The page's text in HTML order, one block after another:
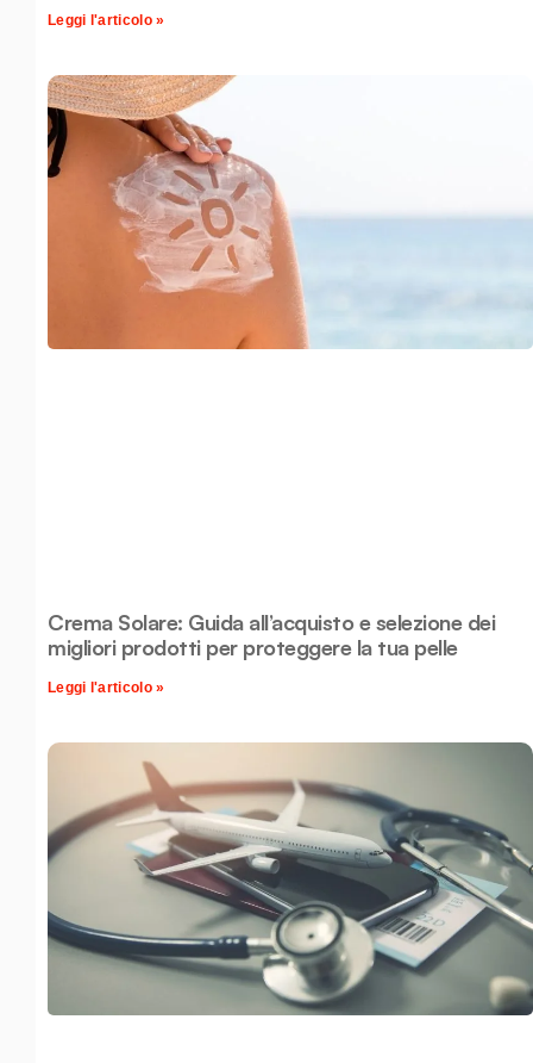
Leggi l'articolo »
Crema Solare: Guida all’acquisto e selezione dei
migliori prodotti per proteggere la tua pelle
Leggi l'articolo »